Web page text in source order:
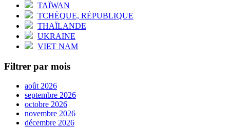
TAÏWAN
TCHÈQUE, RÉPUBLIQUE
THAÏLANDE
UKRAINE
VIET NAM
Filtrer par mois
août 2026
septembre 2026
octobre 2026
novembre 2026
décembre 2026